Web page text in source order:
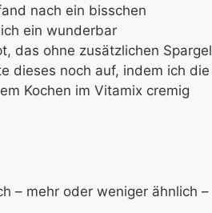
nach ein bisschen
ein wunderbar
das ohne zusätzlichen Spargel
dieses noch auf, indem ich die
Kochen im Vitamix cremig
– mehr oder weniger ähnlich –